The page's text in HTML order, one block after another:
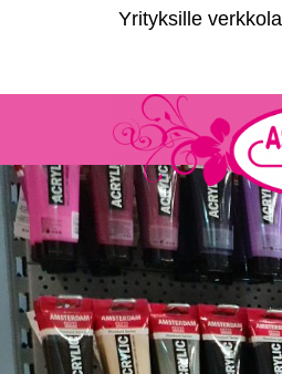
Yrityksille